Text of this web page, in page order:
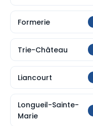
Formerie
Trie-Château
Liancourt
Longueil-Sainte-
Marie